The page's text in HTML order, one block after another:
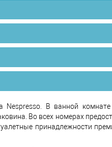
В ванной комнате
Во всех номерах
принадлежности